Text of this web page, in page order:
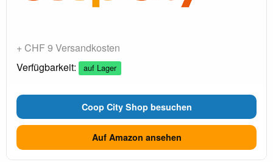
+ CHF 9 Versandkosten
Verfügbarkeit:
auf Lager
Coop City Shop besuchen
Auf Amazon ansehen